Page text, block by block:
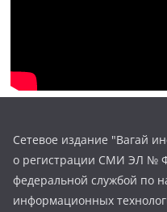
Сетевое издание "Вагай
о регистрации СМИ ЭЛ №
федеральной службой по
информационных